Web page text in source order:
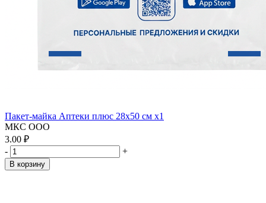
Пакет-майка Аптеки плюс 28х50 см x1
МКС ООО
3.00 ₽
-
+
В корзину